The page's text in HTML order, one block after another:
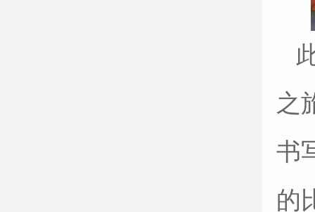
之
书
的